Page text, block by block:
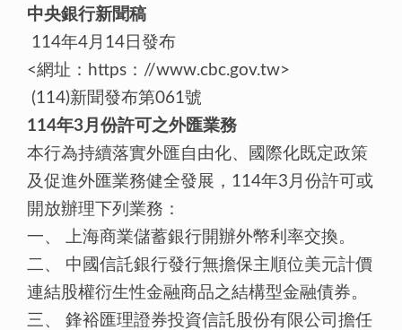
中央銀行新聞稿
114年4月14日發布
<網址：https：//www.cbc.gov.tw>
(114)新聞發布第061號
114年3月份許可之外匯業務
本行為持續落實外匯自由化、國際化既定政策
及促進外匯業務健全發展，114年3月份許可或
開放辦理下列業務：
一、
上海商業儲蓄銀行開辦外幣利率交換。
二、
中國信託銀行發行無擔保主順位美元計價
連結股權衍生性金融商品之結構型金融債券。
三、
鋒裕匯理證券投資信託股份有限公司擔任